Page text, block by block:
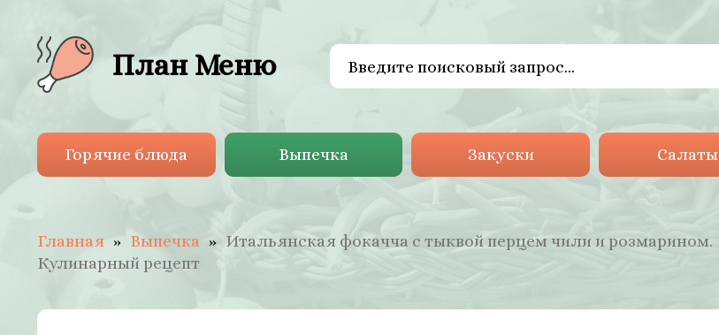
План Меню
Горячие блюда Выпечка Закуски Салаты
Главная Выпечка
Итальянская фокачча с тыквой перцем чили и розмарином.
Кулинарный рецепт